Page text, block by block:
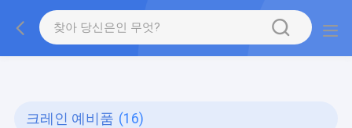
gtag('config', 'G-QWE9HWC3PF', {cookie_flags:
"SameSite=None;Secure"});
크레인 예비품 (16)